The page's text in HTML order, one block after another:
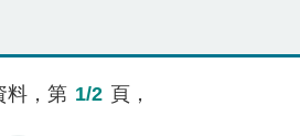
料，第 1/2 頁，